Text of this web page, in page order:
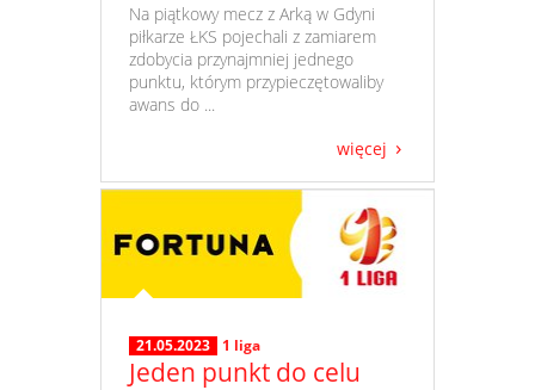
​ Na piątkowy mecz z Arką w Gdyni
piłkarze ŁKS pojechali z zamiarem
zdobycia przynajmniej jednego
punktu, którym przypieczętowaliby
awans do ...
więcej
21.05.2023 1 liga
Jeden punkt do celu